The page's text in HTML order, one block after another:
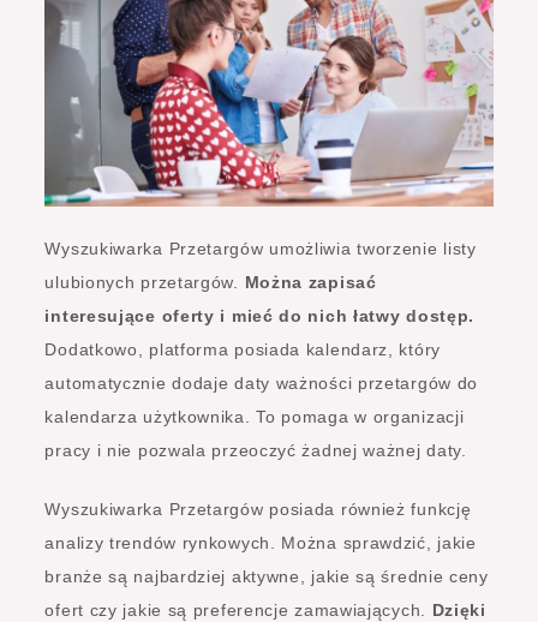
Wyszukiwarka Przetargów umożliwia tworzenie listy
ulubionych przetargów. Można zapisać
interesujące oferty i mieć do nich łatwy dostęp.
Dodatkowo, platforma posiada kalendarz, który
automatycznie dodaje daty ważności przetargów do
kalendarza użytkownika. To pomaga w organizacji
pracy i nie pozwala przeoczyć żadnej ważnej daty.
Wyszukiwarka Przetargów posiada również funkcję
analizy trendów rynkowych. Można sprawdzić, jakie
branże są najbardziej aktywne, jakie są średnie ceny
ofert czy jakie są preferencje zamawiających. Dzięki